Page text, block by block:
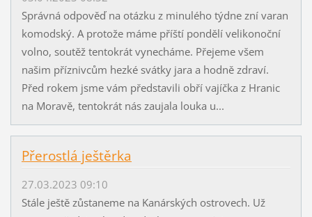
Správná odpověď na otázku z minulého týdne zní varan
komodský. A protože máme příští pondělí velikonoční
volno, soutěž tentokrát vynecháme. Přejeme všem
našim příznivcům hezké svátky jara a hodně zdraví.
Před rokem jsme vám představili obří vajíčka z Hranic
na Moravě, tentokrát nás zaujala louka u...
Přerostlá ještěrka
27.03.2023 09:10
Stále ještě zůstaneme na Kanárských ostrovech. Už